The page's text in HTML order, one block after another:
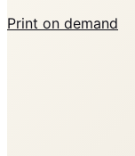
Print on demand